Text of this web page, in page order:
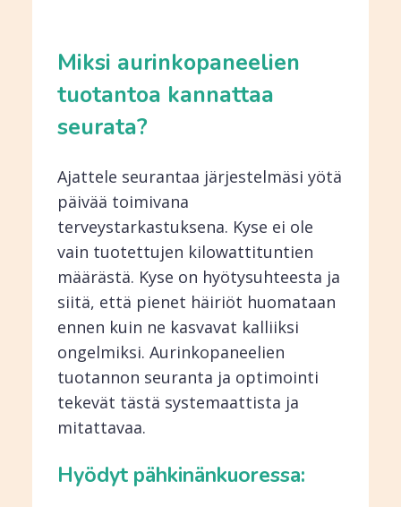
Miksi aurinkopaneelien
tuotantoa kannattaa
seurata?
Ajattele seurantaa järjestelmäsi yötä
päivää toimivana
terveystarkastuksena. Kyse ei ole
vain tuotettujen kilowattituntien
määrästä. Kyse on hyötysuhteesta ja
siitä, että pienet häiriöt huomataan
ennen kuin ne kasvavat kalliiksi
ongelmiksi. Aurinkopaneelien
tuotannon seuranta ja optimointi
tekevät tästä systemaattista ja
mitattavaa.
Hyödyt pähkinänkuoressa: